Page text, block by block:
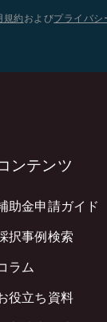
規約 およびプライバシ
ンテンツ
助金申請ガイド
択事例検索
ラム
役立ち資料